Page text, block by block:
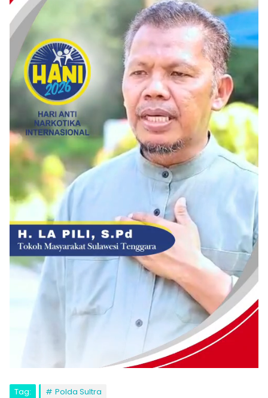
Tag: Polda Sultra